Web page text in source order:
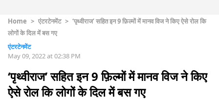
Home > एंटरटेनमेंट > ‘पृथ्वीराज’ सहित इन 9 फ़िल्मों में मानव विज ने किए ऐसे रोल कि
लोगों के दिल में बस गए
एंटरटेनमेंट
May 09, 2022 at 02:38 PM
‘पृथ्वीराज’ सहित इन 9 फ़िल्मों में मानव विज ने किए
ऐसे रोल कि लोगों के दिल में बस गए